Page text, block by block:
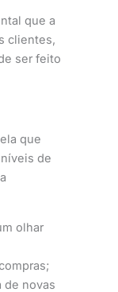
que a
clientes,
ser feito
que
de
olhar
de novas